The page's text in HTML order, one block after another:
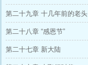
第二十九章 十几年前的老头
第二十八章 “感恩节”
第二十七章 新大陆